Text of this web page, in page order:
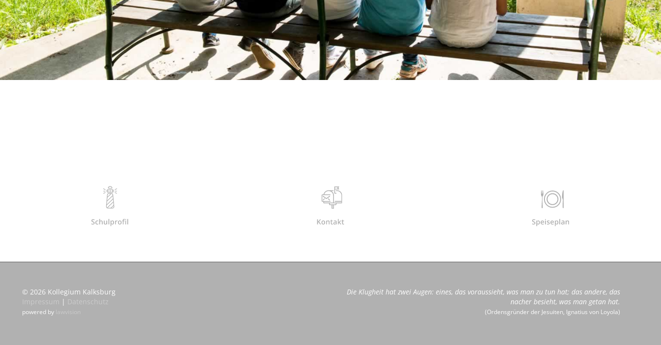
© 2026 Kollegium Kalksburg
Impressum | Datenschutz
powered by lawvision
Die Klugheit hat zwei Augen: eines, das voraussieht, was man zu tun hat; das andere, das
nacher besieht, was man getan hat.
(Ordensgründer der Jesuiten, Ignatius von Loyola)